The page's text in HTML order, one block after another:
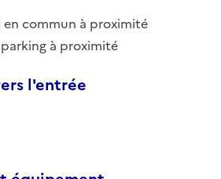
en commun à proximité
parking à proximité
l'entrée